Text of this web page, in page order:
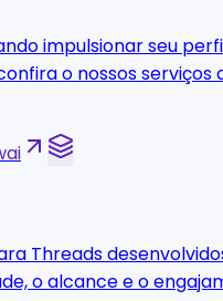
impulsionar seu
o nossos serviços
Threads
o alcance e o